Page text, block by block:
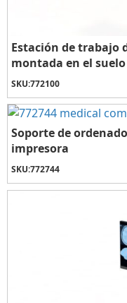
Estación de trabajo
montada en el suelo
SKU:772100
Soporte de
impresora
SKU:772744